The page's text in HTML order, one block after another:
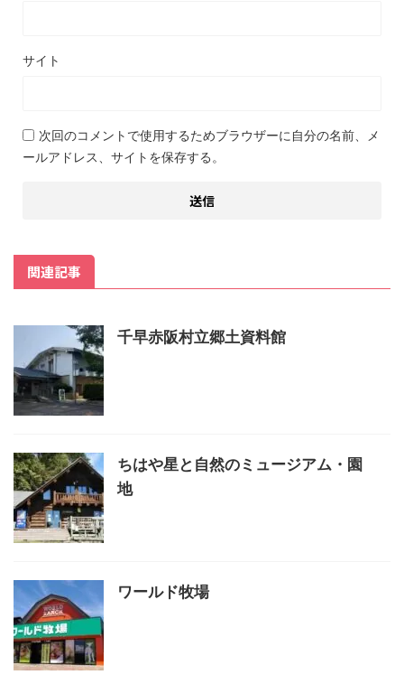
サイト
次回のコメントで使用するためブラウザーに自分の名前、メ
ールアドレス、サイトを保存する。
関連記事
千早赤阪村立郷土資料館
ちはや星と自然のミュージアム・園
地
ワールド牧場